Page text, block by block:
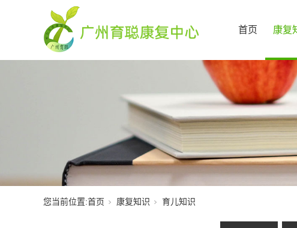
首页 康复
您当前位置:首页 康复知识 育儿知识